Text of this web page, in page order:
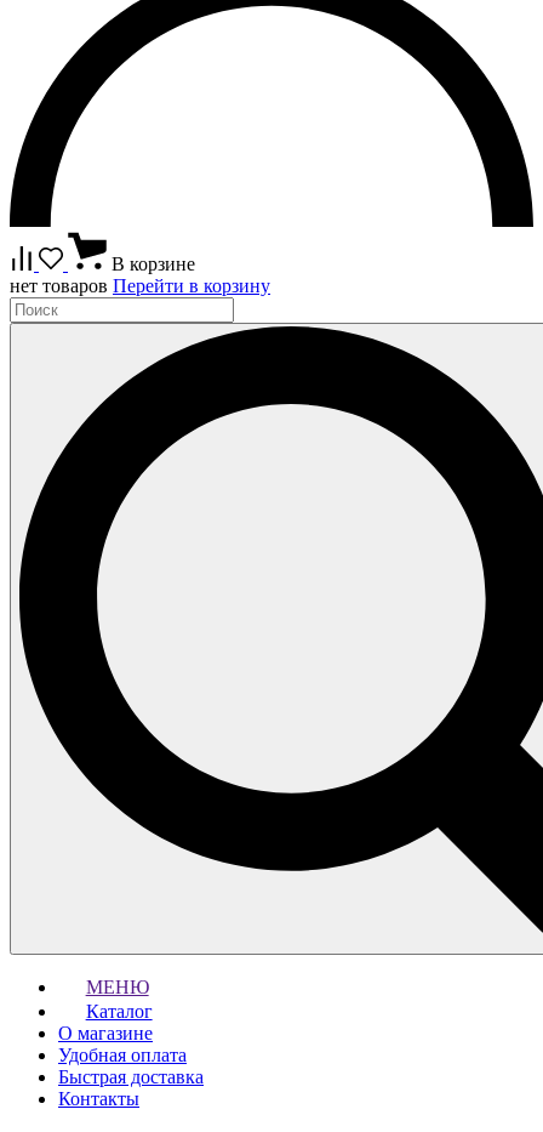
В корзине
нет товаров Перейти в корзину
МЕНЮ
Каталог
О магазине
Удобная оплата
Быстрая доставка
Контакты